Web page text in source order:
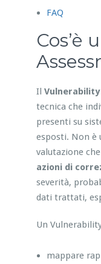
FAQ
Cos’è
Il
tecnica che
presenti su
esposti. Non è
valutazione
azioni di
severità,
dati trattati,
Un
mappare